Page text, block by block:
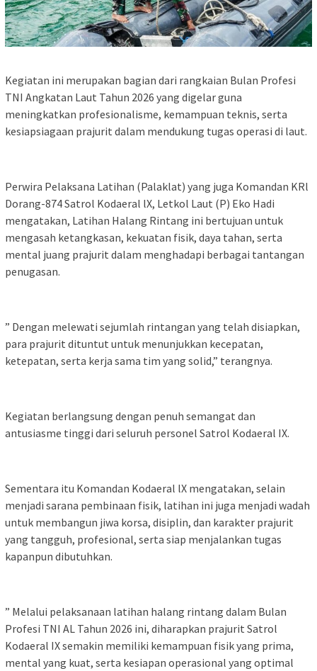
Kegiatan ini merupakan bagian dari rangkaian Bulan Profesi
TNI Angkatan Laut Tahun 2026 yang digelar guna
meningkatkan profesionalisme, kemampuan teknis, serta
kesiapsiagaan prajurit dalam mendukung tugas operasi di laut.
Perwira Pelaksana Latihan (Palaklat) yang juga Komandan KRl
Dorang-874 Satrol Kodaeral lX, Letkol Laut (P) Eko Hadi
mengatakan, Latihan Halang Rintang ini bertujuan untuk
mengasah ketangkasan, kekuatan fisik, daya tahan, serta
mental juang prajurit dalam menghadapi berbagai tantangan
penugasan.
” Dengan melewati sejumlah rintangan yang telah disiapkan,
para prajurit dituntut untuk menunjukkan kecepatan,
ketepatan, serta kerja sama tim yang solid,” terangnya.
Kegiatan berlangsung dengan penuh semangat dan
antusiasme tinggi dari seluruh personel Satrol Kodaeral IX.
Sementara itu Komandan Kodaeral lX mengatakan, selain
menjadi sarana pembinaan fisik, latihan ini juga menjadi wadah
untuk membangun jiwa korsa, disiplin, dan karakter prajurit
yang tangguh, profesional, serta siap menjalankan tugas
kapanpun dibutuhkan.
” Melalui pelaksanaan latihan halang rintang dalam Bulan
Profesi TNI AL Tahun 2026 ini, diharapkan prajurit Satrol
Kodaeral IX semakin memiliki kemampuan fisik yang prima,
mental yang kuat, serta kesiapan operasional yang optimal